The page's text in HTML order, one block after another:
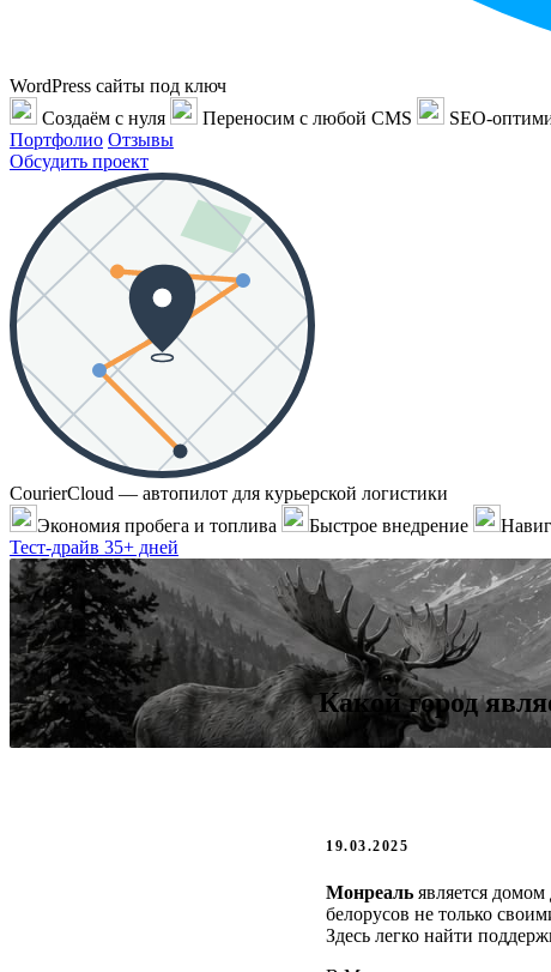
WordPress сайты под ключ
Создаём с нуля
Переносим с любой CMS SEO-
Портфолио Отзывы
Обсудить проект
CourierCloud — автопилот для курьерской логистики
Экономия пробега и топлива
Быстрое внедрение
Тест-драйв 35+ дней
Какой город
19.03.2025
Монреаль является
белорусов не только
Здесь легко найти